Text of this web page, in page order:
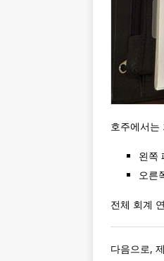
호주에서는
왼쪽
오른
전체 회계
다음으로,